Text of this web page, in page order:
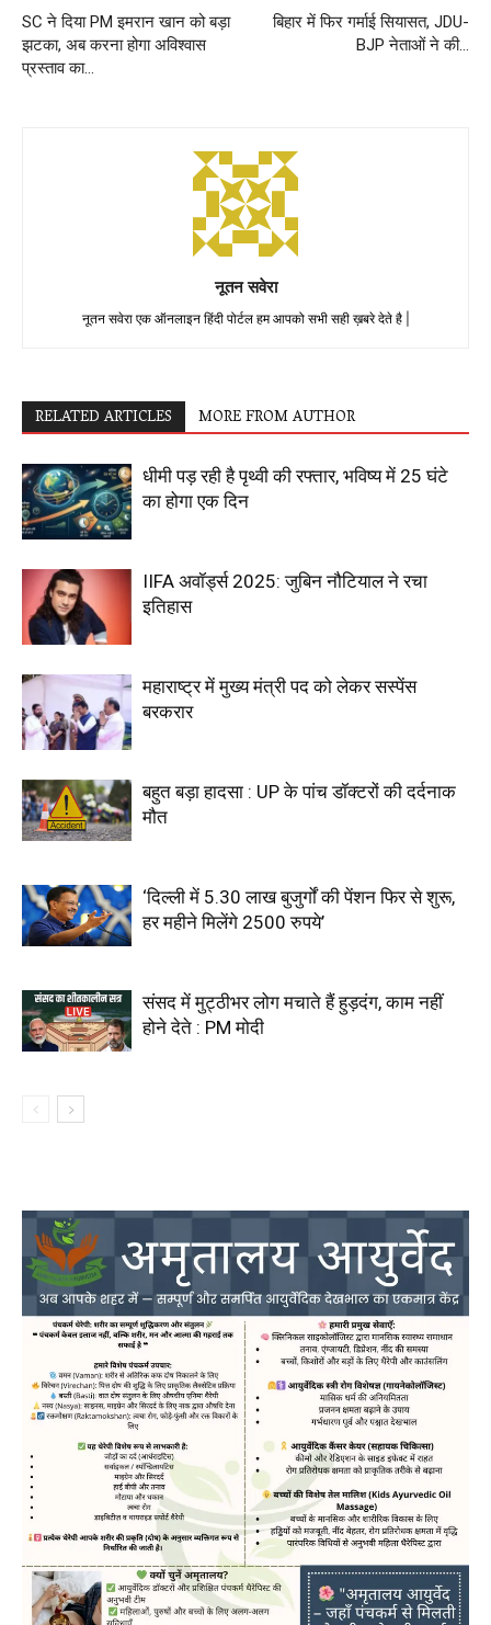
SC ने दिया PM इमरान खान को बड़ा
झटका, अब करना होगा अविश्वास
प्रस्ताव का…
बिहार में फिर गर्माई सियासत, JDU-
BJP नेताओं ने की…
नूतन सवेरा
नूतन सवेरा एक ऑनलाइन हिंदी पोर्टल हम आपको सभी सही ख़बरे देते है |
RELATED ARTICLES MORE FROM AUTHOR
धीमी पड़ रही है पृथ्वी की रफ्तार, भविष्य में 25 घंटे
का होगा एक दिन
IIFA अवॉर्ड्स 2025: जुबिन नौटियाल ने रचा
इतिहास
महाराष्ट्र में मुख्य मंत्री पद को लेकर सस्पेंस
बरकरार
बहुत बड़ा हादसा : UP के पांच डॉक्टरों की दर्दनाक
मौत
‘दिल्ली में 5.30 लाख बुजुर्गों की पेंशन फिर से शुरू,
हर महीने मिलेंगे 2500 रुपये’
संसद में मुट्ठीभर लोग मचाते हैं हुड़दंग, काम नहीं
होने देते : PM मोदी